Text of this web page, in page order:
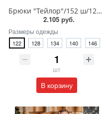
Брюки "Тейлор"/152 ш/122-146
2.105 руб.
Размеры одежды
122 128 134 140 146
шт
В корзину